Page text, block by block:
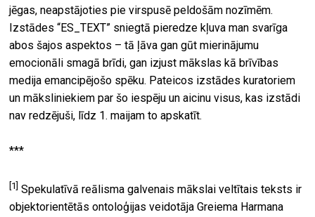
jēgas, neapstājoties pie virspusē peldošām nozīmēm.
Izstādes “ES_TEXT” sniegtā pieredze kļuva man svarīga
abos šajos aspektos – tā ļāva gan gūt mierinājumu
emocionāli smagā brīdi, gan izjust mākslas kā brīvības
medija emancipējošo spēku. Pateicos izstādes kuratoriem
un māksliniekiem par šo iespēju un aicinu visus, kas izstādi
nav redzējuši, līdz 1. maijam to apskatīt.
***
[1] Spekulatīvā reālisma galvenais mākslai veltītais teksts ir
objektorientētās ontoloģijas veidotāja Greiema Harmana